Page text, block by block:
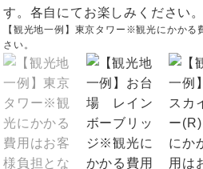
【観光地一例】東京タワー※観光にかか
さい。